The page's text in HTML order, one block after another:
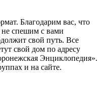
Благодарим вас, что
спешим с вами
свой путь. Все
свой дом по адресу
Энциклопедия».
и на сайте.